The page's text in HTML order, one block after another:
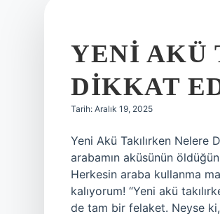
YENI AKÜ
DIKKAT
Tarih: Aralık 19, 2025
Yeni Akü Takılırken Nelere
arabamın aküsünün
Herkesin araba kullanma
kalıyorum! “Yeni akü
de tam bir felaket. Neyse